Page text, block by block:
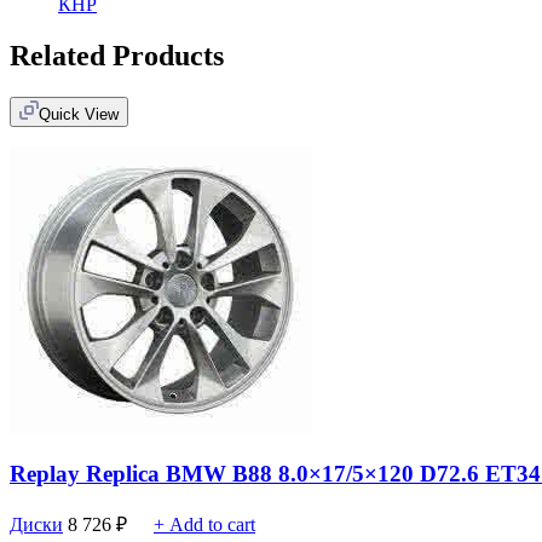
Related Products
Quick View
Replay Replica BMW B88 8.0×17/5×120 D72.6
Диски 8 726 ₽ + Add to cart